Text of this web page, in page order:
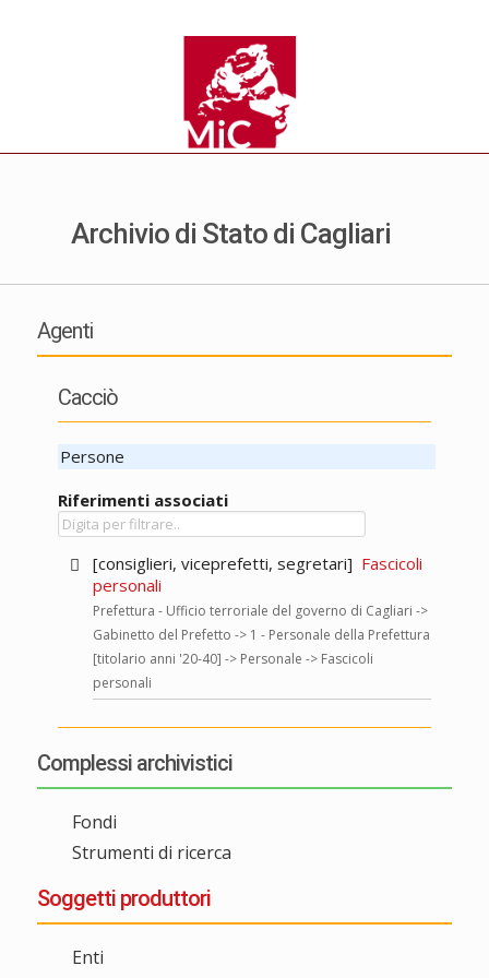
Archivio di Stato di Cagliari
Agenti
Cacciò
Persone
Riferimenti associati
[consiglieri, viceprefetti, segretari] Fascicoli
personali
Prefettura - Ufficio terroriale del governo di Cagliari ->
Gabinetto del Prefetto -> 1 - Personale della Prefettura
[titolario anni '20-40] -> Personale -> Fascicoli
personali
Complessi archivistici
Fondi
Strumenti di ricerca
Soggetti produttori
Enti